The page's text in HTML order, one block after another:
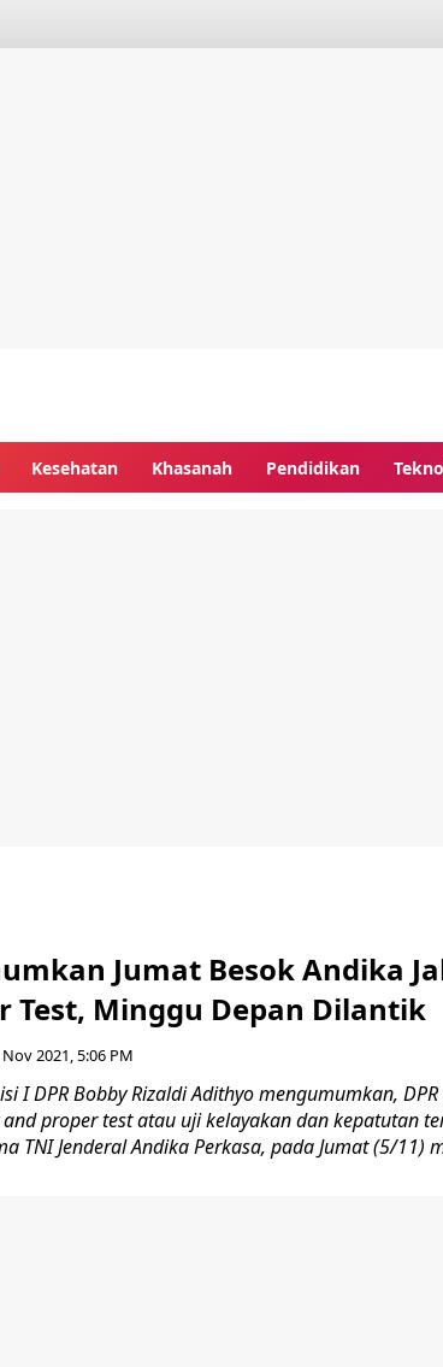
Kesehatan Khasanah Pendidikan
Jumat Besok Andika
Test, Minggu Depan Dilantik
2021, 5:06 PM
I DPR Bobby Rizaldi Adithyo mengumumkan,
proper test atau uji kelayakan dan kepatutan
TNI Jenderal Andika Perkasa, pada Jumat (5/11)